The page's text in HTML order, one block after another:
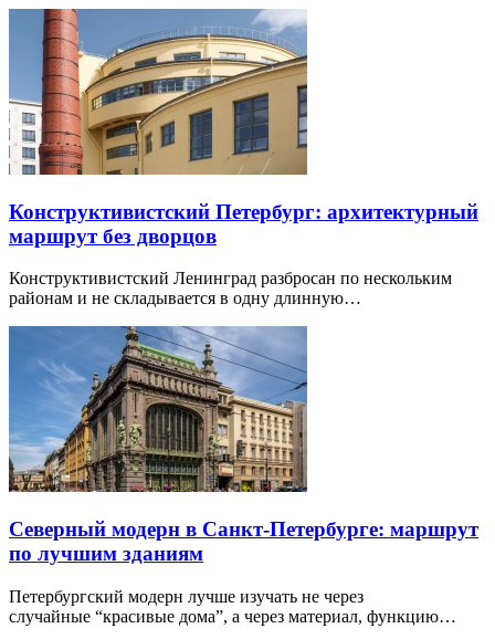
Конструктивистский Петербург: архитектурный
маршрут без дворцов
Конструктивистский Ленинград разбросан по нескольким
районам и не складывается в одну длинную…
Северный модерн в Санкт-Петербурге: маршрут
по лучшим зданиям
Петербургский модерн лучше изучать не через
случайные “красивые дома”, а через материал, функцию…